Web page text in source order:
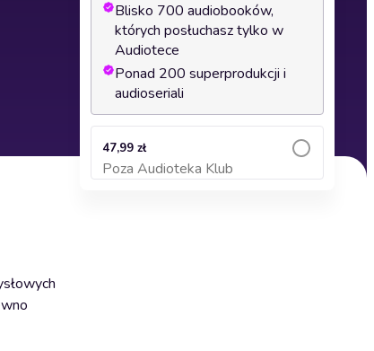
Blisko 700 audiobooków,
których posłuchasz tylko w
Audiotece
Ponad 200 superprodukcji i
audioseriali
47,99 zł
Poza Audioteka Klub
Dodaj do koszyka